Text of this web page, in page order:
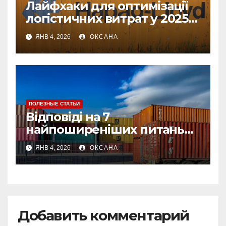
Лайфхаки для оптимізації
логістичних витрат у 2025
році
ЯНВ 4, 2026 ОКСАНА
ПОЛЕЗНЫЕ СТАТЬИ
Відповіді на 7
найпоширеніших питань
про страхування вантажу
ЯНВ 4, 2026 ОКСАНА
Добавить комментарий